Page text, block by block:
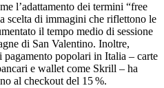
l’adattamento dei termini “free
scelta di immagini che riflettono le
il tempo medio di sessione
di San Valentino. Inoltre,
pagamento popolari in Italia – carte
e wallet come Skrill – ha
al checkout del 15 %.